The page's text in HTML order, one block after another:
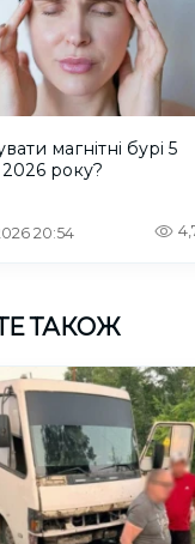
магнітні бурі 5
року?
20:54
ТАКОЖ